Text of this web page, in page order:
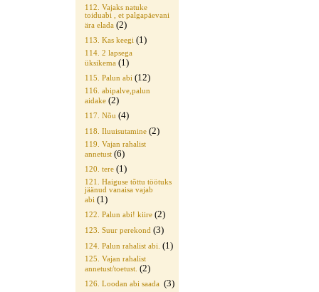
112. Vajaks natuke
toiduabi , et palgapäevani
ära elada (2)
113. Kas keegi (1)
114. 2 lapsega
üksikema (1)
115. Palun abi (12)
116. abipalve,palun
aidake (2)
117. Nõu (4)
118. Iluuisutamine (2)
119. Vajan rahalist
annetust (6)
120. tere (1)
121. Haiguse tõttu töötuks
jäänud vanaisa vajab
abi (1)
122. Palun abi! kiire (2)
123. Suur perekond (3)
124. Palun rahalist abi. (1)
125. Vajan rahalist
annetust/toetust. (2)
126. Loodan abi saada (3)